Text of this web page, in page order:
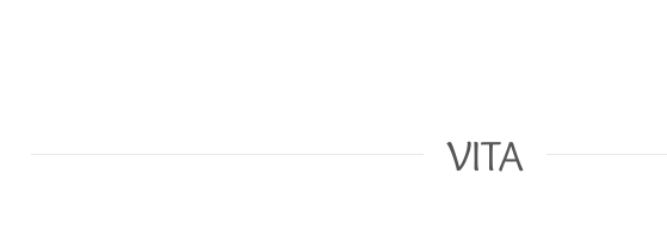
VITA